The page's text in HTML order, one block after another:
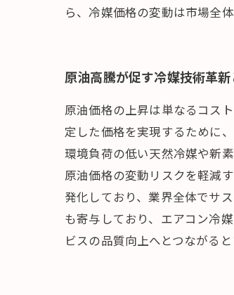
ら、冷媒価格の変動は市場全
原油高騰が促す冷媒技術革
原油価格の上昇は単なるコス
定した価格を実現するために
環境負荷の低い天然冷媒や新
原油価格の変動リスクを軽減
発化しており、業界全体でサ
も寄与しており、エアコン冷
ビスの品質向上へとつながる